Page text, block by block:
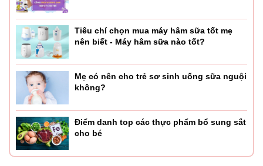
Tiêu chí chọn mua máy hâm sữa tốt mẹ
nên biết - Máy hâm sữa nào tốt?
Mẹ có nên cho trẻ sơ sinh uống sữa nguội
không?
Điểm danh top các thực phẩm bổ sung sắt
cho bé